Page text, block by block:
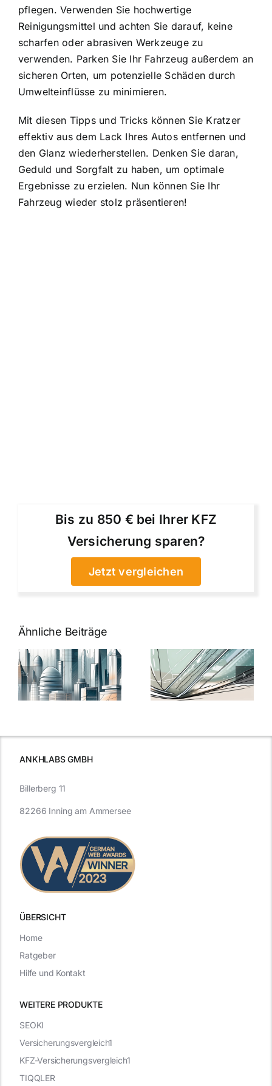
pflegen. Verwenden Sie hochwertige
Reinigungsmittel und achten Sie darauf, keine
scharfen oder abrasiven Werkzeuge zu
verwenden. Parken Sie Ihr Fahrzeug außerdem an
sicheren Orten, um potenzielle Schäden durch
Umwelteinflüsse zu minimieren.
Mit diesen Tipps und Tricks können Sie Kratzer
effektiv aus dem Lack Ihres Autos entfernen und
den Glanz wiederherstellen. Denken Sie daran,
Geduld und Sorgfalt zu haben, um optimale
Ergebnisse zu erzielen. Nun können Sie Ihr
Fahrzeug wieder stolz präsentieren!
Bis zu 850 € bei Ihrer KFZ
Versicherung sparen?
Jetzt vergleichen
Ähnliche Beiträge
5 Gründe,
warum
Nanoversiegelung
auf Glas
7
Expertentipps
für maximale
ANKHLABS GMBH
ÜBERSICHT
WEITERE PRODUKTE
Billerberg 11
82266 Inning am Ammersee
SEOKI
Versicherungsvergleich1
KFZ-Versicherungsvergleich1
TIQQLER
Home
Ratgeber
Hilfe und Kontakt